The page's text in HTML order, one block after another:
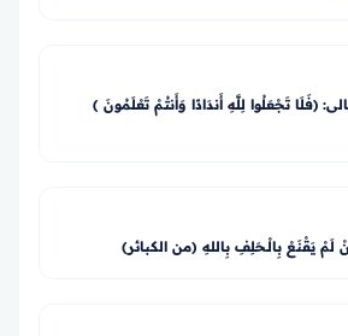
﴿فَلَا تَجْعَلُوا لِلَّهِ أَندَادًا وَأَنتُمْ تَعْلَمُونَ ﴾